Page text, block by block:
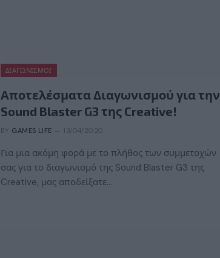
ΔΙΑΓΩΝΙΣΜΟΊ
Αποτελέσματα Διαγωνισμού για την
Sound Blaster G3 της Creative!
BY GAMES LIFE 13/04/2020
Για μια ακόμη φορά με το πλήθος των συμμετοχών
σας για το διαγωνισμό της Sound Blaster G3 της
Creative, μας αποδείξατε…